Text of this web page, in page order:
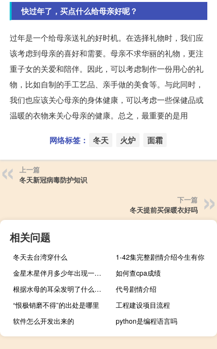
快过年了，买点什么给母亲好呢？
过年是一个给母亲送礼的好时机。在选择礼物时，我们应
该考虑到母亲的喜好和需要。母亲不求华丽的礼物，更注
重子女的关爱和陪伴。因此，可以考虑制作一份用心的礼
物，比如自制的手工艺品、亲手做的美食等。与此同时，
我们也应该关心母亲的身体健康，可以考虑一些保健品或
温暖的衣物来关心母亲的健康。总之，最重要的是用
网络标签： 冬天 火炉 面霜
上一篇
冬天新冠病毒防护知识
下一篇
冬天提前买保暖衣好吗
相关问题
冬天去台湾穿什么
1-42集完整剧情介绍今生有你
金星木星伴月多少年出现一次 大年初五可观赏木星伴月
如何查cpa成绩
根据水母的耳朵发明了什么东西
代号剧情介绍
“恨极销磨不得”的出处是哪里
工程建设项目流程
软件怎么开发出来的
python是编程语言吗